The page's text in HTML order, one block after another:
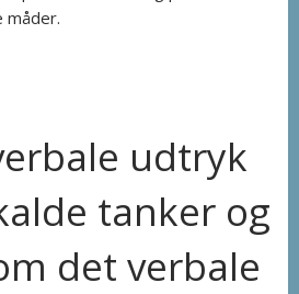
måder.
udtryk
tanker og
det verbale